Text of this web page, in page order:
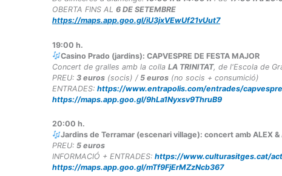
OBERTA FINS AL 6 DE SETEMBRE
https://maps.app.goo.gl/iU3jxVEwUf21vUut7
19:00 h.
Casino Prado (jardins): CAPVESPRE DE FESTA MAJOR
Concert de gralles amb la colla LA TRINITAT, de l'Escola de
PREU: 3 euros (socis) / 5 euros (no socis + consumició)
ENTRADES: https://www.entrapolis.com/entrades/
https://maps.app.goo.gl/9hLa1Nyxsv9ThruB9
20:00 h.
Jardins de Terramar (escenari village): concert amb ALEX
PREU: 5 euros
INFORMACIÓ + ENTRADES: https://www.culturasitges.cat/
https://maps.app.goo.gl/mTf9FjErMZzNcb367